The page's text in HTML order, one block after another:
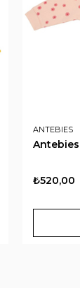
ANTEBIES
₺520,00